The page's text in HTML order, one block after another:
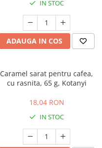
IN STOC
ADAUGA IN COS
Caramel sarat pentru cafea,
cu rasnita, 65 g, Kotanyi
18,04 RON
IN STOC